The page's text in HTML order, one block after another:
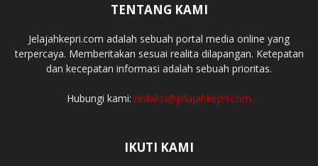
TENTANG KAMI
Jelajahkepri.com adalah sebuah portal media online yang
terpercaya. Memberitakan sesuai realita dilapangan. Ketepatan
dan kecepatan informasi adalah sebuah prioritas.
Hubungi kami: redaksi@jelajahkepri.com
IKUTI KAMI